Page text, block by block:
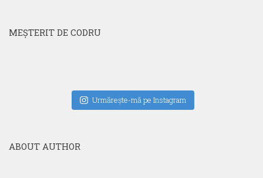
MEŞTERIT DE CODRU
Urmăreşte-mă pe Instagram
ABOUT AUTHOR